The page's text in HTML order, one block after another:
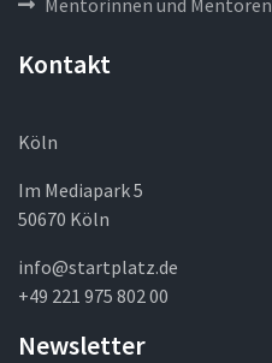
Kontakt
Köln
Im Mediapark 5
50670 Köln
info@startplatz.de
+49 221 975 802 00
Newsletter